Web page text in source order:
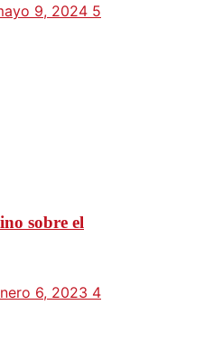
9, 2024 5
sobre el
6, 2023 4